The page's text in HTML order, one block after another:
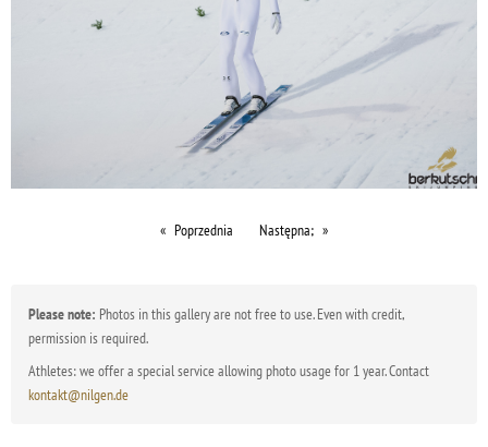
Poprzednia Następna;
Please note: Photos in this gallery are not free to use. Even with credit,
permission is required.
Athletes: we offer a special service allowing photo usage for 1 year. Contact
kontakt@nilgen.de